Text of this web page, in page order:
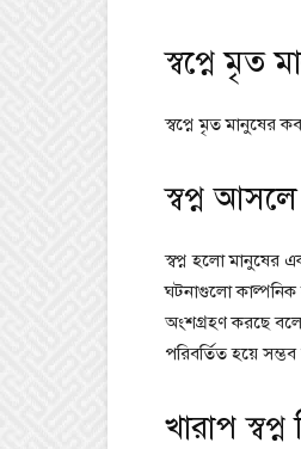
স্বপ্নে মৃত
স্বপ্নে মৃত মানুষের
স্বপ্ন
স্বপ্ন হলো মানুষের
ঘটনাগুলো কাল্পনিক
অংশগ্রহণ করছে
পরিবর্তিত হয়ে
খারাপ